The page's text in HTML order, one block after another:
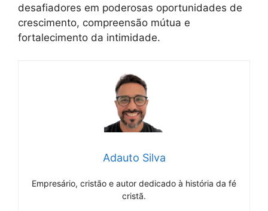
desafiadores em poderosas oportunidades de
crescimento, compreensão mútua e
fortalecimento da intimidade.
Adauto Silva
Empresário, cristão e autor dedicado à história da fé
cristã.